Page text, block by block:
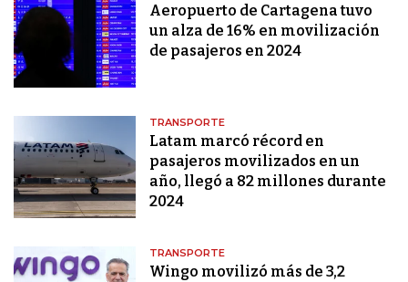
Aeropuerto de Cartagena tuvo
un alza de 16% en movilización
de pasajeros en 2024
TRANSPORTE
Latam marcó récord en
pasajeros movilizados en un
año, llegó a 82 millones durante
2024
TRANSPORTE
Wingo movilizó más de 3,2